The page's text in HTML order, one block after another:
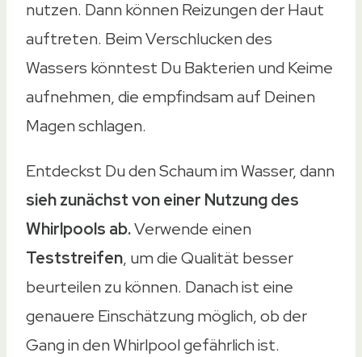
nutzen. Dann können Reizungen der Haut
auftreten. Beim Verschlucken des
Wassers könntest Du Bakterien und Keime
aufnehmen, die empfindsam auf Deinen
Magen schlagen.
Entdeckst Du den Schaum im Wasser, dann
sieh zunächst von einer Nutzung des
Whirlpools ab.Verwende einen
Teststreifen, um die Qualität besser
beurteilen zu können. Danach ist eine
genauere Einschätzung möglich, ob der
Gang in den Whirlpool gefährlich ist.